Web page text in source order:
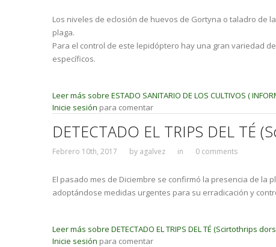
Los niveles de eclosión de huevos de Gortyna o taladro de
plaga.
Para el control de este lepidóptero hay una gran variedad
específicos.
Leer más sobre ESTADO SANITARIO DE LOS CULTIVOS (
Inicie sesión para comentar
DETECTADO EL TRIPS DEL TÉ
Febrero 10th, 2017 by agalvez in 0 comments
El pasado mes de Diciembre se confirmó la presencia de la
adoptándose medidas urgentes para su erradicación y
Leer más sobre DETECTADO EL TRIPS DEL TÉ (Scirtothrips
Inicie sesión para comentar